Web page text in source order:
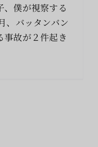
、僕が視察する
、バッタンバン
事故が２件起き